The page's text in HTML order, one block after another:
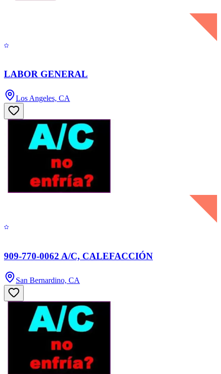
LABOR GENERAL
Los Angeles, CA
909-770-0062 A/C, CALEFACCIÓN
San Bernardino, CA